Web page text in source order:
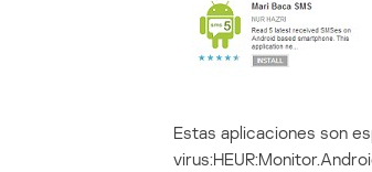
Estas aplicaciones son